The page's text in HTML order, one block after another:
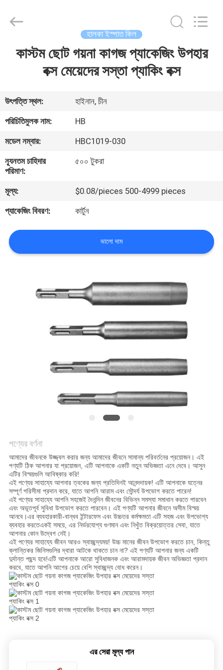
বাড়ি
আমাদের
সম্পর্কে
কারখানা
ভ্রমণ
মান
নিয়ন্ত্রণ
যোগাযোগ
জন্য
আবেদন
সাইট
ম্যাপ
গোপনীয়তা
নীতি
হালকা ইস্পাত কিল
কাস্টম ছোট গয়না কাগজ প্যাকেজিং উপহার
বক্স মেয়েদের সস্তা প্যাকিং বক্স
উৎপত্তি স্থল:
হাইনান, চীন
পরিচিতিমুলক নাম:
HB
মডেল নম্বার:
HBC1019-030
ন্যূনতম চাহিদার
পরিমাণ:
৫০০ টুকরা
মূল্য:
$0.08/pieces 500-4999 pieces
প্যাকেজিং বিবরণ:
কার্টুন
ভালো দাম
পণ্যের বর্ণনা
আমাদের জীবনকে উজ্জ্বল করার জন্য আমাদের জীবনে সামান্য পরিবর্তনের প্রয়োজন। এই
পণ্যটি ঠিক আপনার যা প্রয়োজন, এটি আপনাকে একটি নতুন অভিজ্ঞতা এনে দেবে। আসুন
এটির বিস্ময়গুলি আবিষ্কার করি!
এই পণ্যের সাহায্যে আপনার ত্বকের জন্য প্রতিদিনই আনন্দদায়ক! এটি আপনাকে যত্নের
সম্পূর্ণ পরিসীমা প্রদান করে, যাতে আপনি আরাম এবং সৌন্দর্য উপভোগ করতে পারেন!
এই পণ্যের সাহায্যে আপনি সহজেই দৈনন্দিন জীবনের বিভিন্ন সমস্যা সমাধান করতে পারবেন
এবং অভূতপূর্ব সুবিধা উপভোগ করতে পারবেন। এই পণ্যটি আপনার জীবনে অসীম বিস্ময়
আনবে।এর ব্যবহারকারী-বান্ধব ইন্টারফেস এবং উচ্চতর কর্মক্ষমতা এটি সহজ এবং উপভোগ্য
ব্যবহার করতেএকই সময়ে, এর নির্ভরযোগ্য গুণমান এবং নিখুঁত বিক্রয়োত্তর সেবা, যাতে
আপনার কোন উদ্বেগ নেই।
এই পণ্যের সাহায্যে জীবন আরও স্বাচ্ছন্দ্যময়! উচ্চ মানের জীবন উপভোগ করতে চান, কিন্তু
ক্লান্তিকর জিনিসগুলির দ্বারা আটকে থাকতে চান না? এই পণ্যটি আপনার জন্য একটি
দুর্দান্ত পছন্দ হবে!এটি আপনাকে আরো সুবিধাজনক এবং আরামদায়ক জীবন অভিজ্ঞতা প্রদান
করবে, যাতে আপনি আগের চেয়ে বেশি স্বাচ্ছন্দ্য বোধ করেন।
এর সেরা মূল্য পান